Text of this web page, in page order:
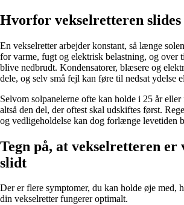
Hvorfor vekselretteren slides
En vekselretter arbejder konstant, så længe
for varme, fugt og elektrisk belastning, og over
blive nedbrudt. Kondensatorer, blæsere og
dele, og selv små fejl kan føre til nedsat ydelse
Selvom solpanelerne ofte kan holde i 25 år eller
altså den del, der oftest skal udskiftes først.
og vedligeholdelse kan dog forlænge levetiden
Tegn på, at vekselretteren er
slidt
Der er flere symptomer, du kan holde øje med,
din vekselretter fungerer optimalt.